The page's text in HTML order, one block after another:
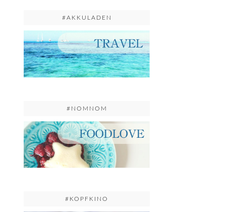
#AKKULADEN
#NOMNOM
#KOPFKINO